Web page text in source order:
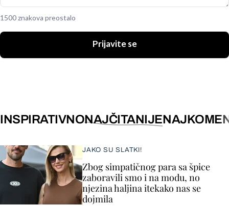
1500 znakova preostalo
Prijavite se
INSPIRATIVNONAJČITANIJE
JAKO SU SLATKI!
Zbog simpatičnog para sa špice
zaboravili smo i na modu, no
njezina haljina itekako nas se
dojmila